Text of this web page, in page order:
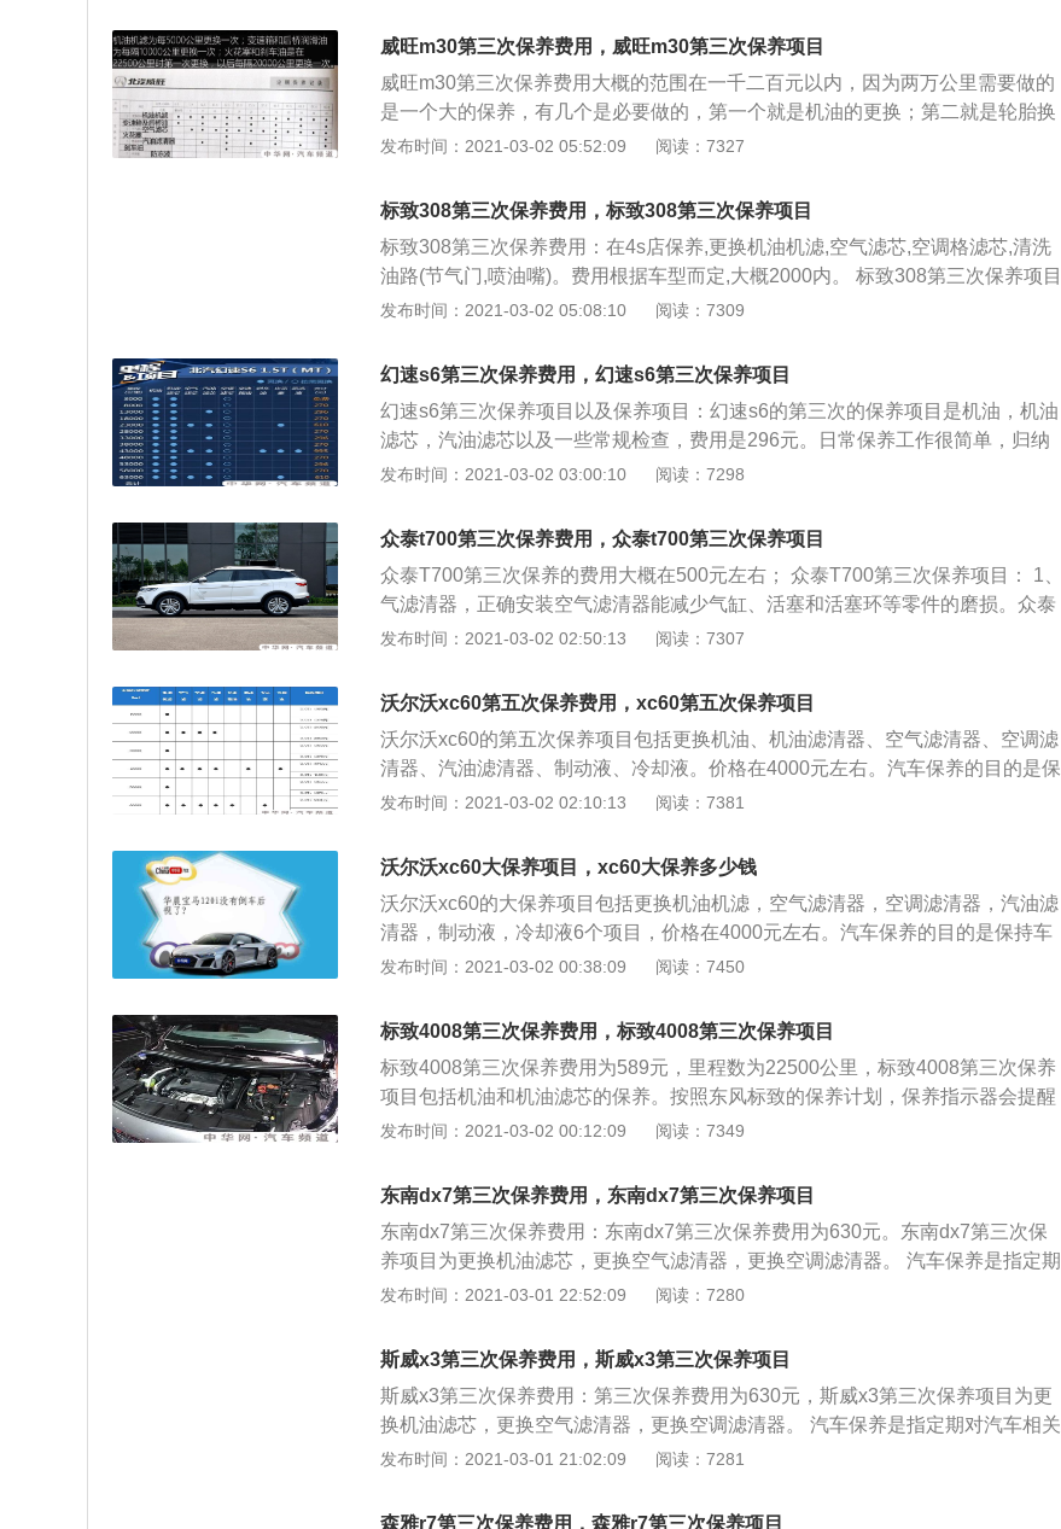
议遵循官方规定的保养间隔，定期检查、维修并使用推荐的油液和润滑油，这是
保证车况的必要条件。如果不遵循定期保养规范，车辆可能会造成损坏。瑞风进
行保养前要仔细阅读说明书。在说明书上，汽车使用多少时间、走多少里程的时
候需要保养什么、怎么保养都有比较严格地规定。在做保养之前，认真阅读说明
书，做到心中有谱，就不会在保养店被各种花言巧语蒙蔽，避免花冤枉钱。
威旺m30第三次保养费用，威旺m30第三次保养项目
威旺m30第三次保养费用大概的范围在一千二百元以内，因为两万公里需要做的
是一个大的保养，有几个是必要做的，第一个就是机油的更换；第二就是轮胎换
位，这些都必须做的，还有一些是发动机清洗，空调杀菌，这个是可做可不做
更换发动机机油、机油滤清器、燃油滤清器、空气滤清器； 2、检查制动系统有
无漏油，刹车片是否在规定厚度之内； 3、检查发动机皮带磨损情况，必要时调
整皮带张紧度； 4、检查变速器、传动轴、万向节护套有无渗油及损坏； 5、检
查轮胎花纹深度、轮胎气压、轮胎磨损情况，必要时做四轮定位； 6、检查节气
门、怠速阀是否过脏，必要时清洗； 7、检查火花塞状况，必要时更换，免拆清
力、变速、转向是否正常； 10、全车相关部位润滑。 汽车保养是指定期对汽车
相关部分进行检查、清洁、补给、润滑、调整或更换某些零件的预防性工作，又
称汽车维护。 现代的汽车保养主要包含了对发动机系统（引擎）、变速箱系统、
是保持车容整洁，技术状况正常，消除隐患，预防故障发生，减缓劣化过程，延
发布时间：2021-03-02 05:52:09 阅读：7327
标致308第三次保养费用，标致308第三次保养项目
标致308第三次保养费用：在4s店保养,更换机油机滤,空气滤芯,空调格滤芯,清洗
油路(节气门,喷油嘴)。费用根据车型而定,大概2000内。 标致308第三次保养项目
如下： 1、更换燃油滤清器、空气滤清器。 2、检查离合器行程，转向下支臂球
况，必要时做四轮定位。 4、检查节气门、怠速阀是否过脏，必要时清洗。 5、
检查火花塞状况，必要时更换，免拆清洗喷油嘴。 6、检查转向助力、制动系统
和自动变速器的状况。 7、检测制动力、变速、转向是否正常。 8、全车相关部
位润滑。 汽车保养是指定期对汽车相关部分进行检查、清洁、补给、润滑、调整
或更换某些零件的预防性工作，又称汽车维护。 现代的汽车保养主要包含了对发
统等的保养范围。 汽车保养的目的是保持车容整洁，技术状况正常，消除隐患，
预防故障发生，减缓劣化过程，延长使用周期。
发布时间：2021-03-02 05:08:10 阅读：7309
幻速s6第三次保养费用，幻速s6第三次保养项目
幻速s6第三次保养项目以及保养项目：幻速s6的第三次的保养项目是机油，机油
滤芯，汽油滤芯以及一些常规检查，费用是296元。日常保养工作很简单，归纳
起来就是：清洁、紧固、检查、补充。 汽车保养是指定期对汽车相关部分进行检
代的汽车保养主要包含了对发动机系统（引擎）、变速箱系统、空调系统、冷却
系统、燃油系统、动力转向系统等的保养范围。保养的目的是保持车容整洁，技
术状况正常，消除隐患，预防故障发生，减缓劣化过程，延长使用周期。 日常汽
车保养非常重要。对日常保养稍有大意不仅会给车辆造成无谓的损伤而且危及行
车安全。如润滑油缺乏会引起的拉缸烧瓦，车辆某一部分功能失常引交通事故
各部分的技术状况，避免机械事故和交通事故。
发布时间：2021-03-02 03:00:10 阅读：7298
众泰t700第三次保养费用，众泰t700第三次保养项目
众泰T700第三次保养的费用大概在500元左右； 众泰T700第三次保养项目： 1、
气滤清器，正确安装空气滤清器能减少气缸、活塞和活塞环等零件的磨损。众泰
T700气滤清器一般每行驶5000公里清洁一次，每行驶10000公里必须更换空气滤
机油，防止运动零件的磨损和油路堵塞。 3、检查火花塞状况，必要时更换，免
拆清洗喷油嘴； 4、检查节气门、怠速阀是否过脏，必要时清洗； 5、更换电瓶
（保养好的情况可以不换）、悬架控制臂胶套。
发布时间：2021-03-02 02:50:13 阅读：7307
沃尔沃xc60第五次保养费用，xc60第五次保养项目
沃尔沃xc60的第五次保养项目包括更换机油、机油滤清器、空气滤清器、空调滤
清器、汽油滤清器、制动液、冷却液。价格在4000元左右。汽车保养的目的是保
持车容整洁，技术状况正常，消除隐患，预防故障发生，减缓劣化过程，延长使
市安全系统（CitySafety）——这种独特的安全系统能够帮助司机减轻甚至避免
在市内交通拥挤时所经常发生的低速碰撞和追尾事故。城市安全系统在车速每小
时30公里以下时启动。如果前车突然刹车，城市安全系统判断有发生碰撞的危险
时便会对驾驶员发出警示并对制动器进行预充压。
发布时间：2021-03-02 02:10:13 阅读：7381
沃尔沃xc60大保养项目，xc60大保养多少钱
沃尔沃xc60的大保养项目包括更换机油机滤，空气滤清器，空调滤清器，汽油滤
清器，制动液，冷却液6个项目，价格在4000元左右。汽车保养的目的是保持车
容整洁，技术状况正常，消除隐患，预防故障发生，减缓劣化过程，延长使用周
统、燃油系统、动力转向系统等的保养范围。 全新沃尔沃XC60这款运动型多功
能车兼备越野车的性能和跑车的个性，专为追求运动特性的年轻精英打造。在承
袭了沃尔沃家族传统设计基因的同时，设计师在汽车外观上大胆创新，内饰设计
标新立异；同时配备全球首创的城市安全系统，安全性高。全新沃尔沃XC60的
发布更加凸显了沃尔沃汽车豪华汽车品牌的实力和不凡品味。
发布时间：2021-03-02 00:38:09 阅读：7450
标致4008第三次保养费用，标致4008第三次保养项目
标致4008第三次保养费用为589元，里程数为22500公里，标致4008第三次保养
项目包括机油和机油滤芯的保养。按照东风标致的保养计划，保养指示器会提醒
驾驶员下一次保养前可行驶的里程数。该里程数是从保养指示器的上一次清零后
品牌级别的矿物质机油、半合成机油、全合成机油有效期也不尽相同，请以厂商
推荐为准。机油滤芯一般分常规及长效两种，常规机油滤芯随机油一起更换，长
效机油滤芯使用时间更长。 发动机在润滑过程中，机油泵把机油从底槽中吸出，
首先压入机油滤芯过滤，滤完的干净机油再运输到缸头、曲轴和传动各部分。如
果滤芯过脏，机油的过滤效果较差，输出的机油量降低，各部分得不到良好的润
机油滤清器的作用是滤除机油中的杂物、胶质和水分，向各润滑部位输送清洁的
机油。
发布时间：2021-03-02 00:12:09 阅读：7349
东南dx7第三次保养费用，东南dx7第三次保养项目
东南dx7第三次保养费用：东南dx7第三次保养费用为630元。东南dx7第三次保
养项目为更换机油滤芯，更换空气滤清器，更换空调滤清器。 汽车保养是指定期
对汽车相关部分进行检查、清洁、补给、润滑、调整或更换某些零件的预防性工
系统、空调系统、冷却系统、燃油系统、动力转向系统等的保养范围。汽车保养
的目的是保持车容整洁，技术状况正常，消除隐患，预防故障发生，减缓劣化过
程，延长使用周期。 小保养的时间取决于所用机油和机油滤芯的有效时间或里
程。不同品牌级别的矿物质机油、半合成机油、全合成机油有效期也不尽相同，
请以厂商推荐为准。机油滤芯一般分常规及长效两种，常规机油滤芯随机油一起
收车后的作业，由驾驶员负责执行，作业中心内容是清洁、补给和安全检视，是
发布时间：2021-03-01 22:52:09 阅读：7280
斯威x3第三次保养费用，斯威x3第三次保养项目
斯威x3第三次保养费用：第三次保养费用为630元，斯威x3第三次保养项目为更
换机油滤芯，更换空气滤清器，更换空调滤清器。 汽车保养是指定期对汽车相关
部分进行检查、清洁、补给、润滑、调整或更换某些零件的预防性工作，又称汽
系统、冷却系统、燃油系统、动力转向系统等的保养范围。汽车保养的目的是保
发布时间：2021-03-01 21:02:09 阅读：7281
森雅r7第三次保养费用，森雅r7第三次保养项目